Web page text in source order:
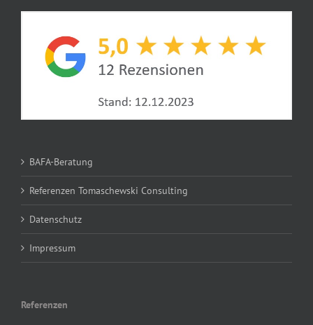
BAFA-Beratung
Referenzen Tomaschewski Consulting
Datenschutz
Impressum
Referenzen